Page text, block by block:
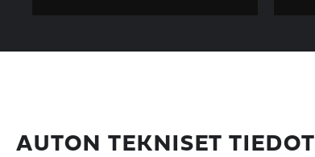
AUTON TEKNISET TIEDOT